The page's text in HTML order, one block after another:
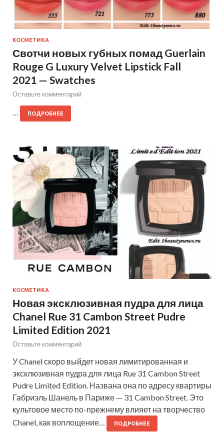
КОСМЕТИКА
Свотчи новых губных помад Guerlain
Rouge G Luxury Velvet Lipstick Fall
2021 — Swatches
Оставьте комментарий
ПОДРОБНЕЕ
КОСМЕТИКА
Новая эксклюзивная пудра для лица
Chanel Rue 31 Cambon Street Pudre
Limited Edition 2021
Оставьте комментарий
У Chanel скоро выйдет новая лимитированная и
эксклюзивная пудра для лица Rue 31 Cambon Street
Pudre Limited Edition. Названа она по адресу квартиры
Габриэль Шанель в Париже — 31 Cambon Street. Это
культовое место по-прежнему влияет на творчество
Chanel, как воплощение…
ПОДРОБНЕЕ